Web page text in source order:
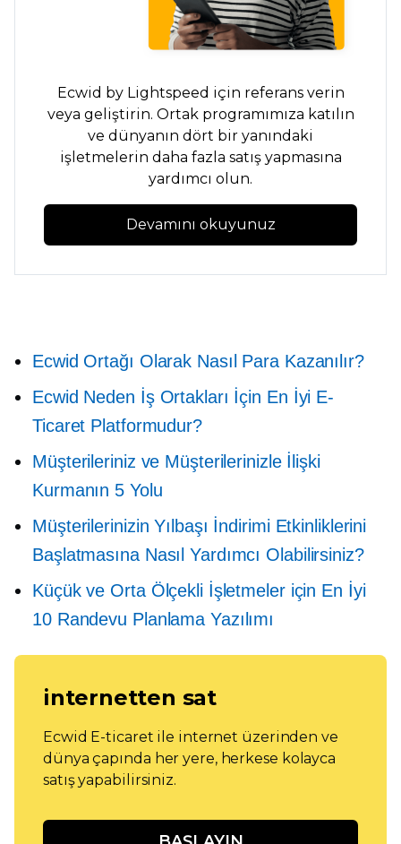
Ecwid by Lightspeed için referans verin
veya geliştirin. Ortak programımıza katılın
ve dünyanın dört bir yanındaki
işletmelerin daha fazla satış yapmasına
yardımcı olun.
Devamını okuyunuz
Ecwid Ortağı Olarak Nasıl Para Kazanılır?
Ecwid Neden İş Ortakları İçin En İyi E-
Ticaret Platformudur?
Müşterileriniz ve Müşterilerinizle İlişki
Kurmanın 5 Yolu
Müşterilerinizin Yılbaşı İndirimi Etkinliklerini
Başlatmasına Nasıl Yardımcı Olabilirsiniz?
Küçük ve Orta Ölçekli İşletmeler için En İyi
10 Randevu Planlama Yazılımı
internetten sat
Ecwid E-ticaret ile internet üzerinden ve
dünya çapında her yere, herkese kolayca
satış yapabilirsiniz.